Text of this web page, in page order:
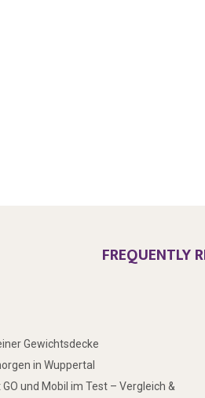
FREQUENTLY
Gewichtsdecke
in Wuppertal
und Mobil im Test – Vergleich &